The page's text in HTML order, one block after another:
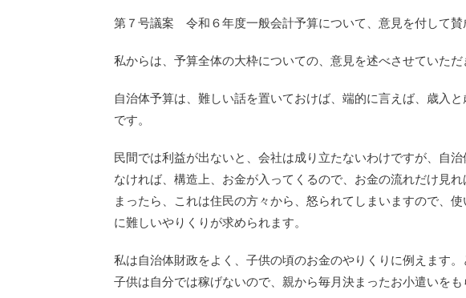
第７号議案 令和６年度一般会計予算について、意見を付して賛
私からは、予算全体の大枠についての、意見を述べさせていただ
自治体予算は、難しい話を置いておけば、端的に言えば、歳入
です。
民間では利益が出ないと、会社は成り立たないわけですが、自
なければ、構造上、お金が入ってくるので、お金の流れだけ見
まったら、これは住民の方々から、怒られてしまいますので、
に難しいやりくりが求められます。
私は自治体財政をよく、子供の頃のお金のやりくりに例えます
子供は自分では稼げないので、親から毎月決まったお小遣いを